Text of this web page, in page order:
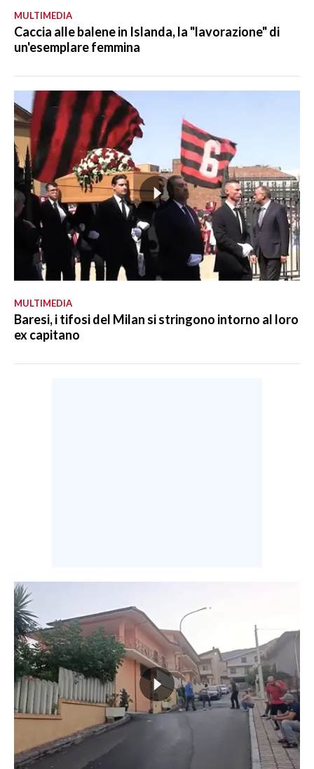
MULTIMEDIA
Caccia alle balene in Islanda, la "lavorazione" di
un'esemplare femmina
MULTIMEDIA
Baresi, i tifosi del Milan si stringono intorno al loro
ex capitano